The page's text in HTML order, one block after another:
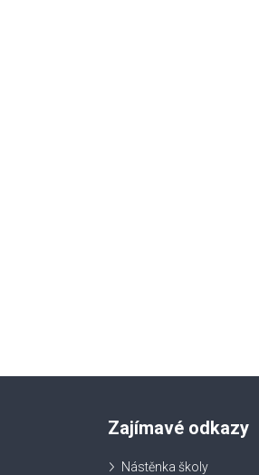
Zajímavé odkazy
Nástěnka školy